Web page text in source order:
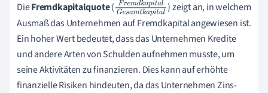
DieFremdkapitalquote(Fremdkapital
Gesamtkapit
al
) zeigt an, in welchem
Ausmaß das Unternehmen auf Fremdkapital angewiesen ist.
Ein hoher Wert bedeutet, dass das Unternehmen Kredite
und andere Arten von Schulden aufnehmen musste, um
seine Aktivitäten zu finanzieren. Dies kann auf erhöhte
finanzielle Risiken hindeuten, da das Unternehmen Zins-